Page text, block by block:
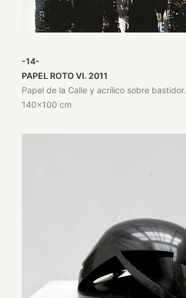
-14-
PAPEL ROTO VI. 2011
Papel de la Calle y acrílico sobre bastidor.
140×100 cm